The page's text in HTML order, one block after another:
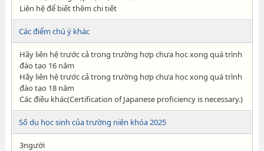
Liên hệ để biết thêm chi tiết
Các điểm chú ý khác
Hãy liên hệ trước cả trong trường hợp chưa học xong quá trình
đào tạo 16 năm
Hãy liên hệ trước cả trong trường hợp chưa học xong quá trình
đào tạo 18 năm
Các điều khác(Certification of Japanese proficiency is necessary.)
Số du học sinh của trường niên khóa 2025
3người